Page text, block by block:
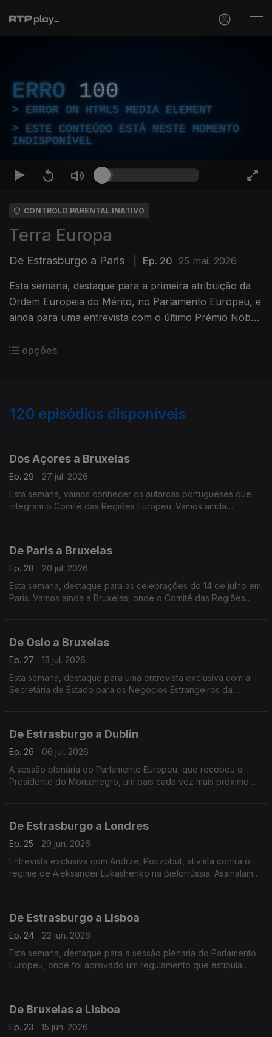
ERRO 100
ERROR ON HTML5 MEDIA ELEMENT
ESTE CONTEÚDO ESTÁ NESTE MOMENTO
INDISPONÍVEL
CONTROLO PARENTAL INATIVO
Terra Europa
De Estrasburgo a Paris Ep. 20 25 mai. 2026
Esta semana, destaque para a primeira atribuição da
Ordem Europeia do Mérito, no Parlamento Europeu, e
ainda para uma entrevista com o último Prémio Nobel
opções
120 episódios disponíveis
Dos Açores a Bruxelas
Ep. 29
27 jul. 2026
Esta semana, vamos conhecer os autarcas portugueses que
integram o Comité das Regiões Europeu. Vamos ainda
De Paris a Bruxelas
Ep. 28
20 jul. 2026
Esta semana, destaque para as celebrações do 14 de julho em
Paris. Vamos ainda a Bruxelas, onde o Comité das Regiões
De Oslo a Bruxelas
Ep. 27
13 jul. 2026
Esta semana, destaque para uma entrevista exclusiva com a
Secretária de Estado para os Negócios Estrangeiros da
De Estrasburgo a Dublin
Ep. 26
06 jul. 2026
A sessão plenária do Parlamento Europeu, que recebeu o
Presidente do Montenegro, um país cada vez mais próximo de
De Estrasburgo a Londres
Ep. 25
29 jun. 2026
Entrevista exclusiva com Andrzej Poczobut, ativista contra o
regime de Aleksander Lukashenko na Bielorrússia. Assinalamos
De Estrasburgo a Lisboa
Ep. 24
22 jun. 2026
Esta semana, destaque para a sessão plenaria do Parlamento
Europeu, onde foi aprovado um regulamento que estipula
De Bruxelas a Lisboa
Ep. 23
15 jun. 2026